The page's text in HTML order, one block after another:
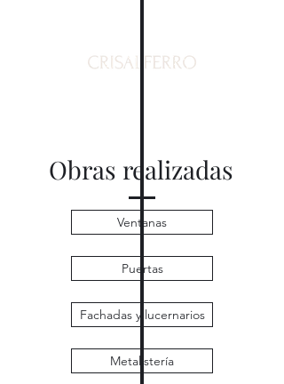
Obras realizadas
Ventanas
Puertas
Fachadas y lucernarios
Metalistería